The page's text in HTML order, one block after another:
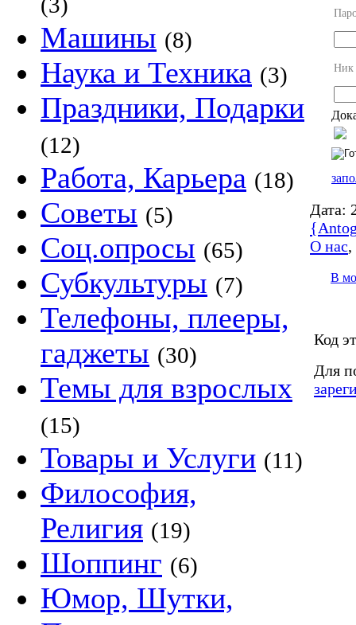
Машины (8)
Наука и Техника (3)
Праздники, Подарки
(12)
Работа, Карьера (18)
Советы (5)
Соц.опросы (65)
Субкультуры (7)
Телефоны, плееры,
гаджеты (30)
Темы для взрослых
(15)
Товары и Услуги (11)
Философия,
Религия (19)
Шоппинг (6)
Юмор, Шутки,
Ник
Дата:
О нас
В
Код
Для